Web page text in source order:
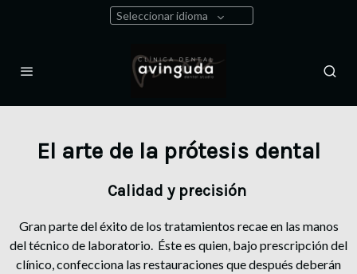
Seleccionar idioma
El arte de la prótesis dental
Calidad y precisión
Gran parte del éxito de los tratamientos recae en las manos
del técnico de laboratorio. Éste es quien, bajo prescripción del
clínico, confecciona las restauraciones que después deberán